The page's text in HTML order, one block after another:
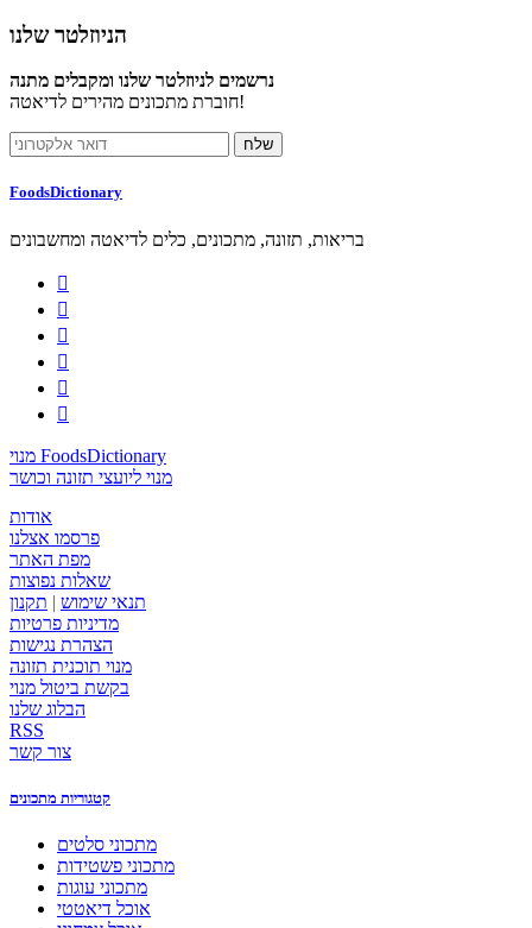
הניוזלטר שלנו
נרשמים לניוזלטר שלנו ומקבלים מתנה
חוברת מתכונים מהירים לדיאטה!
FoodsDictionary
בריאות, תזונה, מתכונים, כלים לדיאטה ומחשבונים






מנוי FoodsDictionary
מנוי ליועצי תזונה וכושר
אודות
פרסמו אצלנו
מפת האתר
שאלות נפוצות
תנאי שימוש | תקנון
מדיניות פרטיות
הצהרת נגישות
מנוי תוכנית תזונה
בקשת ביטול מנוי
הבלוג שלנו
RSS
צור קשר
קטגוריות מתכונים
מתכוני סלטים
מתכוני פשטידות
מתכוני עוגות
אוכל דיאטטי